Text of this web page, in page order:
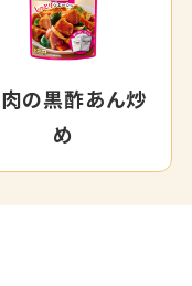
の黒酢あん炒
め